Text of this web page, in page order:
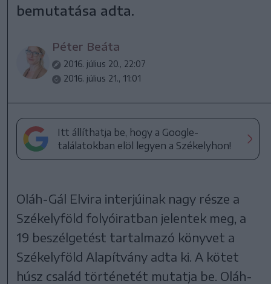
bemutatása adta.
Péter Beáta
2016. július 20., 22:07
2016. július 21., 11:01
Itt állíthatja be, hogy a Google-
találatokban elöl legyen a Székelyhon!
Oláh-Gál Elvira interjúinak nagy része a
Székelyföld folyóiratban jelentek meg, a
19 beszélgetést tartalmazó könyvet a
Székelyföld Alapítvány adta ki. A kötet
húsz család történetét mutatja be. Oláh-